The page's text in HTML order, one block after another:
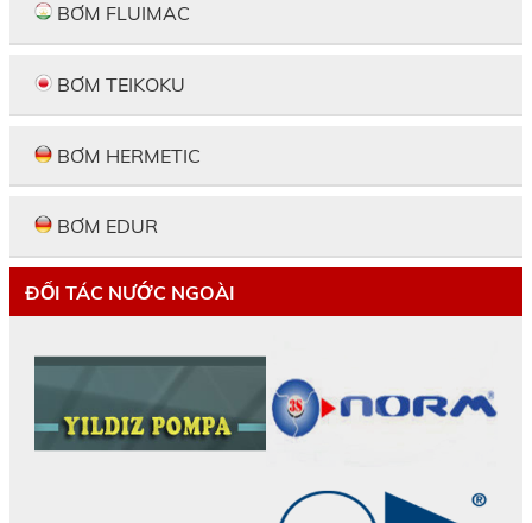
BƠM FLUIMAC
BƠM TEIKOKU
BƠM HERMETIC
BƠM EDUR
ĐỐI TÁC NƯỚC NGOÀI